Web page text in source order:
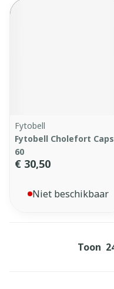
Fytobell
Fytobell Cholefort Caps
60
€ 30,50
Niet beschikbaar
Toon